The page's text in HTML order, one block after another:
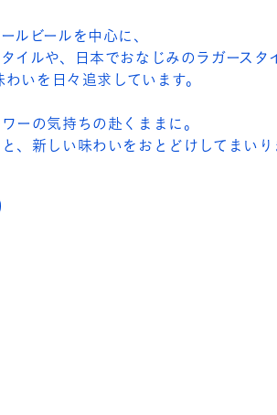
ルビールを中心に、
イルや、日本でおなじみのラガースタ
いを日々追求しています。
ーの気持ちの赴くままに。
、新しい味わいをおとどけしてまいり